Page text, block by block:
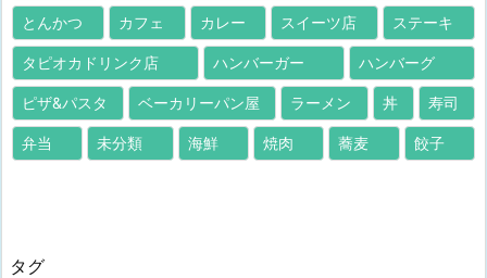
とんかつ カフェ カレー スイーツ店 ステーキ
タピオカドリンク店 ハンバーガー ハンバーグ
ピザ&パスタ ベーカリーパン屋 ラーメン 丼 寿司
弁当 未分類 海鮮 焼肉 蕎麦 餃子
タグ